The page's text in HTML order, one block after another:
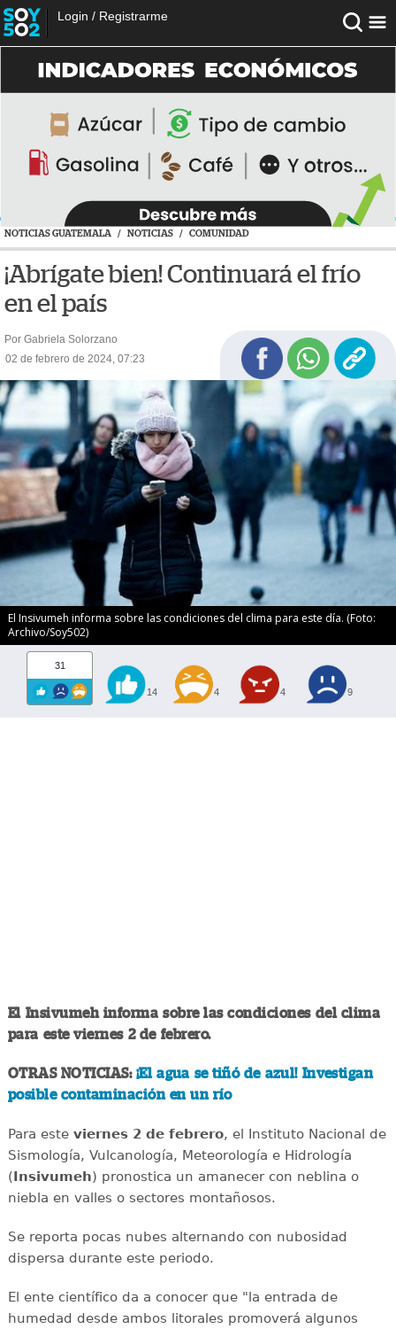
Login / Registrarme
NOTICIAS GUATEMALA / NOTICIAS / COMUNIDAD
¡Abrígate bien! Continuará el frío
en el país
Por Gabriela Solorzano
02 de febrero de 2024, 07:23
El Insivumeh informa sobre las condiciones del clima para este día. (Foto:
Archivo/Soy502)
31
14 4 4 9
El Insivumeh informa sobre las condiciones del clima
para este viernes 2 de febrero.
OTRAS NOTICIAS: ¡El agua se tiñó de azul! Investigan
posible contaminación en un río
Para este viernes 2 de febrero, el Instituto Nacional de
Sismología, Vulcanología, Meteorología e Hidrología
(Insivumeh) pronostica un amanecer con neblina o
niebla en valles o sectores montañosos.
Se reporta pocas nubes alternando con nubosidad
dispersa durante este periodo.
El ente científico da a conocer que "la entrada de
humedad desde ambos litorales promoverá algunos